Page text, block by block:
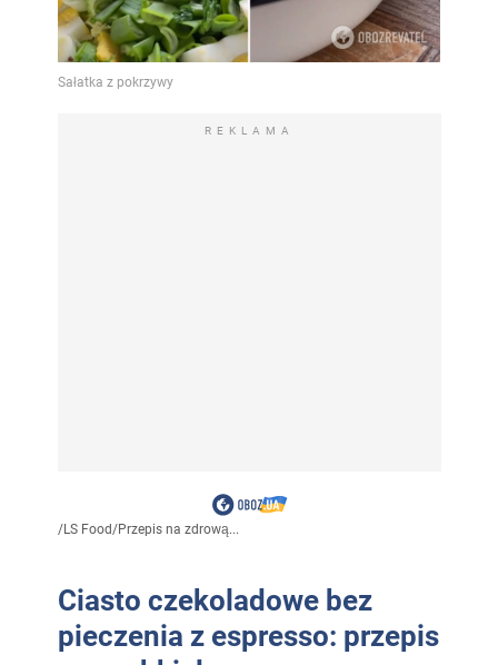
REKLAMA
/LS Food/Przepis na zdrową...
Ciasto czekoladowe bez
pieczenia z espresso: przepis